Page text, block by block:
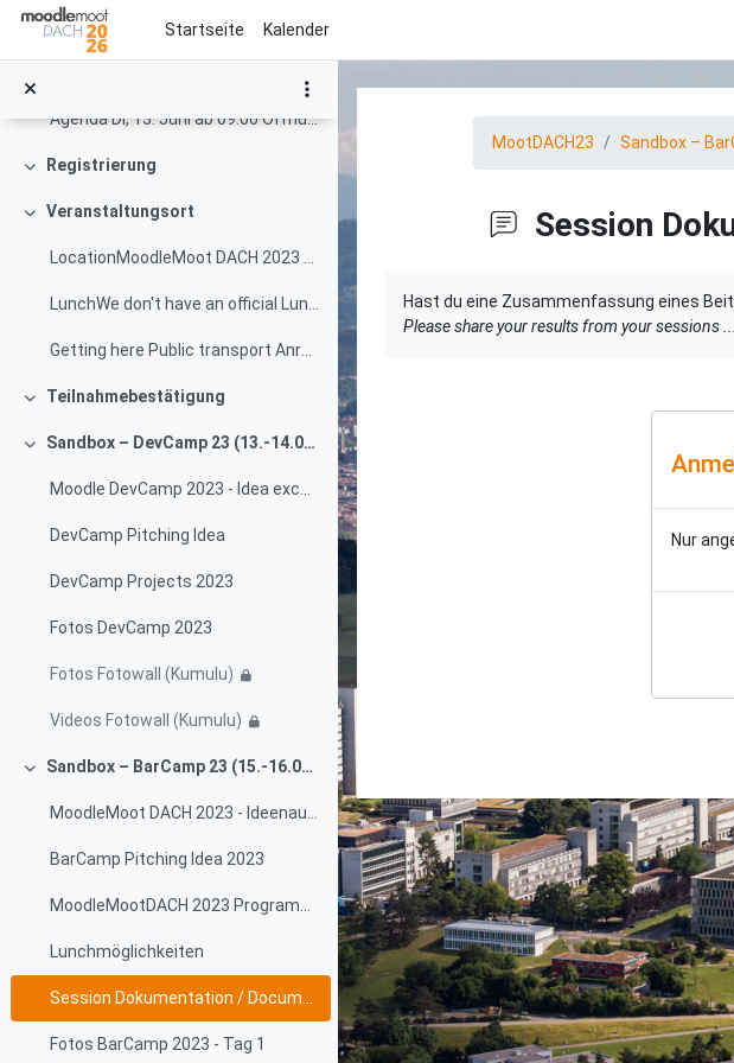
Zum Hauptinhalt
Startseite
Kalender
Special Track: STACK Online Assessment Special Tra...
Agenda Di, 13. Juni ab 09:00 Öffnung Tagungsbüro -...
Einklappen
Registrierung
Einklappen
Veranstaltungsort
LocationMoodleMoot DACH 2023 will take place right...
LunchWe don't have an official Lunch desk or time ...
Getting here Public transport Anreise Öffentlicher...
Einklappen
Teilnahmebestätigung
Einklappen
Sandbox – DevCamp 23 (13.-14.06.2023)
Moodle DevCamp 2023 - Idea exchange and progress tracking
DevCamp Pitching Idea
DevCamp Projects 2023
Fotos DevCamp 2023
Fotos Fotowall (Kumulu)
Videos Fotowall (Kumulu)
Einklappen
Sandbox – BarCamp 23 (15.-16.06.2023)
MoodleMoot DACH 2023 - Ideenaustausch
BarCamp Pitching Idea 2023
MoodleMootDACH 2023 Programm - Sessionplan
Lunchmöglichkeiten
Session Dokumentation / Documentation
Fotos BarCamp 2023 - Tag 1
MootDACH23 Sandbox –
Session
Hast du eine Zusammenfassung eines
Please share your results from your sessions ...
Nur